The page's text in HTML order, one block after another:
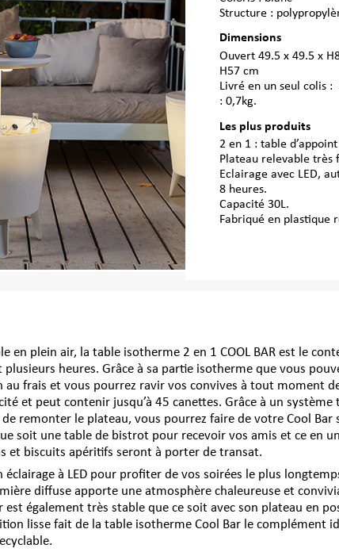
Structure :
Dimensions
Ouvert 49.5 x 49.5 x
H57 cm
Livré en un seul colis :
: 0,7kg.
Les plus produits
2 en 1 : table
Plateau relevable très
Eclairage avec LED,
8 heures.
Capacité 30L.
Fabriqué en plastique
en plein air, la table isotherme 2 en 1 COOL BAR est le
heures. Grâce à sa partie isotherme que vous
frais et vous pourrez ravir vos convives à tout moment
et peut contenir jusqu’à 45 canettes. Grâce à un système
remonter le plateau, vous pourrez faire de votre Cool Bar
soit une table de bistrot pour recevoir vos amis et ce en
et biscuits apéritifs seront à porter de transat.
éclairage à LED pour profiter de vos soirées le plus
diffuse apporte une atmosphère chaleureuse et
est également très stable que ce soit avec son plateau en
lisse fait de la table isotherme Cool Bar le complément